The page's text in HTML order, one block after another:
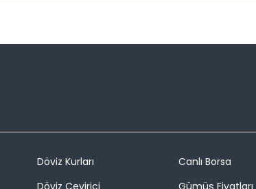
Döviz Kurları
Canlı Borsa